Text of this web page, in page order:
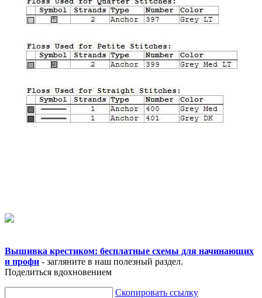
Вышивка крестиком: бесплатные схемы для начинающих
и профи - загляните в наш полезный раздел.
Поделиться вдохновением
Скопировать ссылку